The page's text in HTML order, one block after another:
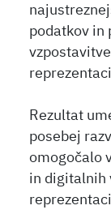
podatkov in
Rezultat
posebej
omogočalo
in digitalnih